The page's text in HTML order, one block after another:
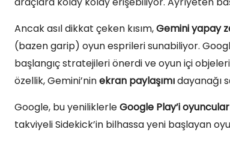
Ancak asıl dikkat çeken kısım,Gemini yapay
(bazen garip) oyun esprileri sunabiliyor.
başlangıç stratejileri önerdi ve oyun içi
özellik, Gemini’ninekran paylaşımıdayanağı
Google, bu yeniliklerleGoogle Play’i
takviyeli Sidekick’in bilhassa yeni başlayan